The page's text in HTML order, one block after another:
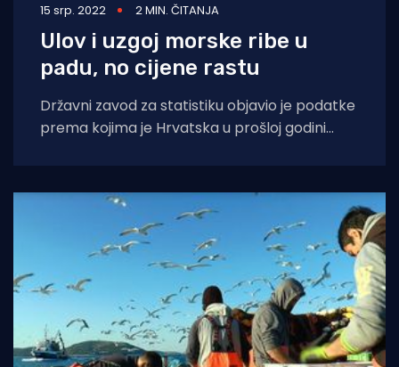
15 srp. 2022 2 MIN. ČITANJA
Ulov i uzgoj morske ribe u
padu, no cijene rastu
Državni zavod za statistiku objavio je podatke
prema kojima je Hrvatska u prošloj godini